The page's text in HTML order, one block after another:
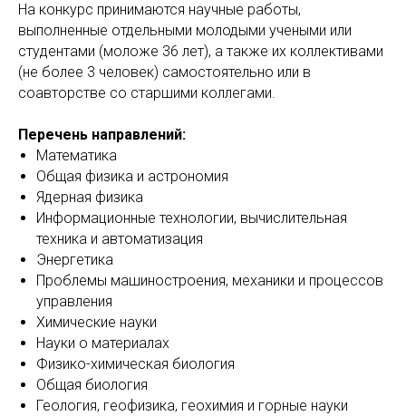
На конкурс принимаются научные работы,
выполненные отдельными молодыми учеными или
студентами (моложе 36 лет), а также их коллективами
(не более 3 человек) самостоятельно или в
соавторстве со старшими коллегами.
Перечень направлений:
Математика
Общая физика и астрономия
Ядерная физика
Информационные технологии, вычислительная
техника и автоматизация
Энергетика
Проблемы машиностроения, механики и процессов
управления
Химические науки
Науки о материалах
Физико-химическая биология
Общая биология
Геология, геофизика, геохимия и горные науки